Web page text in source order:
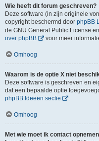
Wie heeft dit forum geschreven?
Deze software (in zijn originele
copyright beschermd door phpBB
de GNU General Public License
over phpBB
voor meer
Omhoog
Waarom is de optie X niet
Deze software is geschreven en
dat een bepaalde optie
phpBB Ideeën sectie
Omhoog
Met wie moet ik contact